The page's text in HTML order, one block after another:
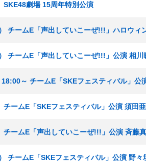
SKE48劇場 15周年特別公演
チームE「声出していこーぜ!!!」ハロウィ
チームE「声出していこーぜ!!!」公演 相川
～ チームE「SKEフェスティバル」公
チームE「SKEフェスティバル」公演 須田
チームE「声出していこーぜ!!!」公演 斉藤
チームE「SKEフェスティバル」公演 野々